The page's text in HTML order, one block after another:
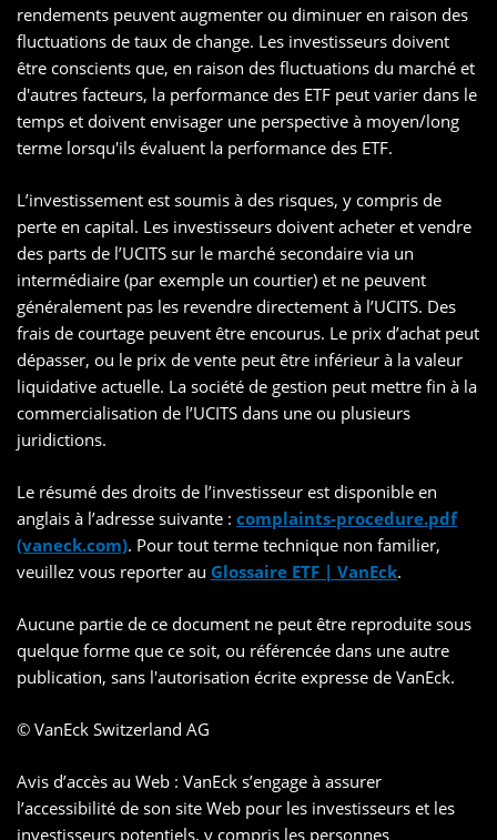
rendements peuvent augmenter ou diminuer en raison des
fluctuations de taux de change. Les investisseurs doivent
être conscients que, en raison des fluctuations du marché et
d'autres facteurs, la performance des ETF peut varier dans le
temps et doivent envisager une perspective à moyen/long
terme lorsqu'ils évaluent la performance des ETF.
L’investissement est soumis à des risques, y compris de
perte en capital. Les investisseurs doivent acheter et vendre
des parts de l’UCITS sur le marché secondaire via un
intermédiaire (par exemple un courtier) et ne peuvent
généralement pas les revendre directement à l’UCITS. Des
frais de courtage peuvent être encourus. Le prix d’achat peut
dépasser, ou le prix de vente peut être inférieur à la valeur
liquidative actuelle. La société de gestion peut mettre fin à la
commercialisation de l’UCITS dans une ou plusieurs
juridictions.
Le résumé des droits de l’investisseur est disponible en
anglais à l’adresse suivante : complaints-procedure.pdf
(vaneck.com). Pour tout terme technique non familier,
veuillez vous reporter au Glossaire ETF | VanEck.
Aucune partie de ce document ne peut être reproduite sous
quelque forme que ce soit, ou référencée dans une autre
publication, sans l'autorisation écrite expresse de VanEck.
© VanEck Switzerland AG
Avis d’accès au Web : VanEck s’engage à assurer
l’accessibilité de son site Web pour les investisseurs et les
investisseurs potentiels, y compris les personnes